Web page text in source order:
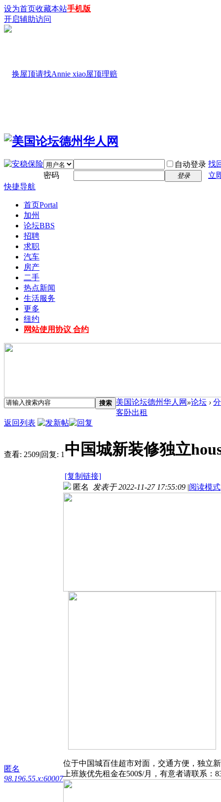
设为首页收藏本站手机版
开启辅助访问
自动登录 找
密码
登录
立
快捷导航
首页Portal
加州
论坛BBS
招聘
求职
汽车
房产
二手
热点新闻
生活服务
更多
纽约
网站使用协议 合约
搜索 美国论坛德州华人网 »论坛 ›
客卧出租
返回列表
查看: 2509|回复: 1 中国城新装修独立
[复制链接]
匿名
98.196.55.x:60007
匿名 发表于 2022-11-27 17:55:09 |阅读模式
位于中国城百佳超市对面，交通方便，独立
上班族优先租金在500$/月，有意者请联系：